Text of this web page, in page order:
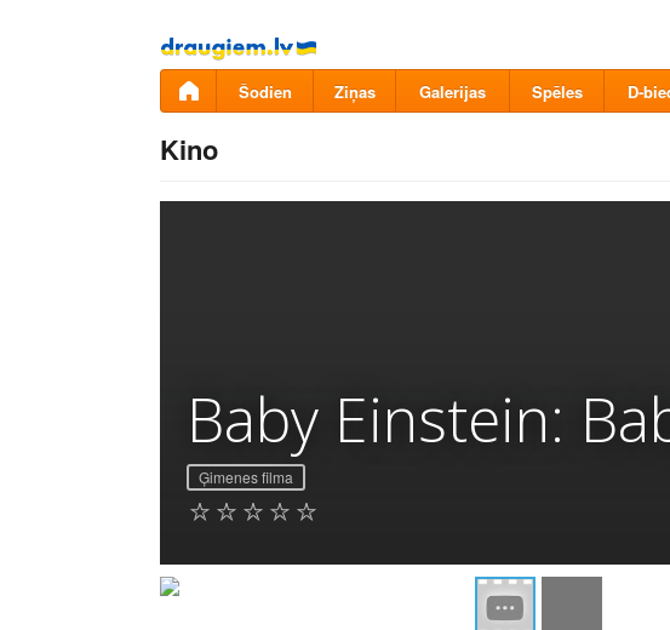
Pāriet
uz
saturu
Šodien Ziņas Galerijas Spēles D-
Kino
Baby Einstein:
Ģimenes filma